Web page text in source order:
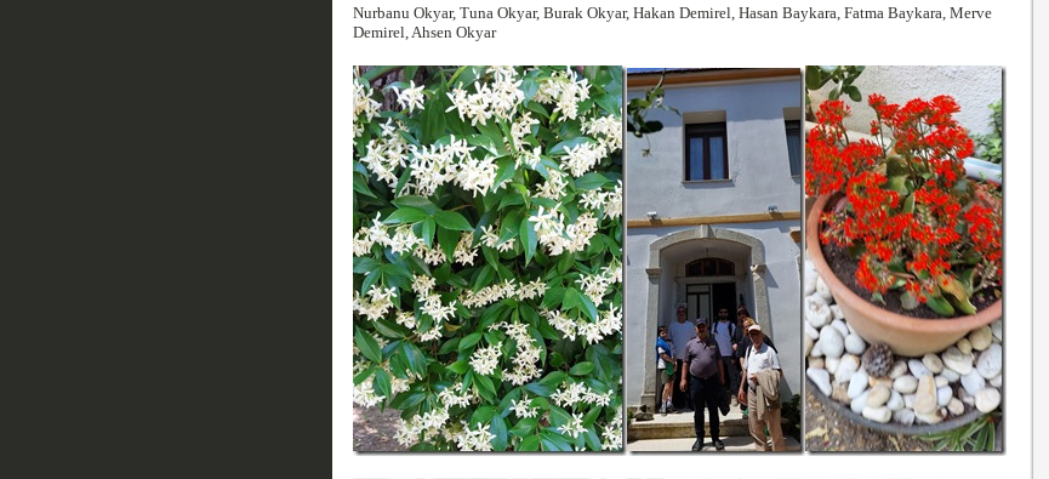
Nurbanu Okyar, Tuna Okyar, Burak Okyar, Hakan Demirel, Hasan Baykara, Fatma Baykara, Merve
Demirel, Ahsen Okyar